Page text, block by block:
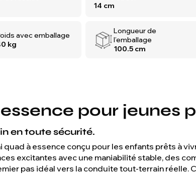
14 cm
avec emballage
kg
Longueur de
l’emballage
100.5 cm
pour jeunes
en toute sécurité.
quad à essence conçu pour les enfants prêts à
excitantes avec une maniabilité stable, des
pas idéal vers la conduite tout-terrain réelle.